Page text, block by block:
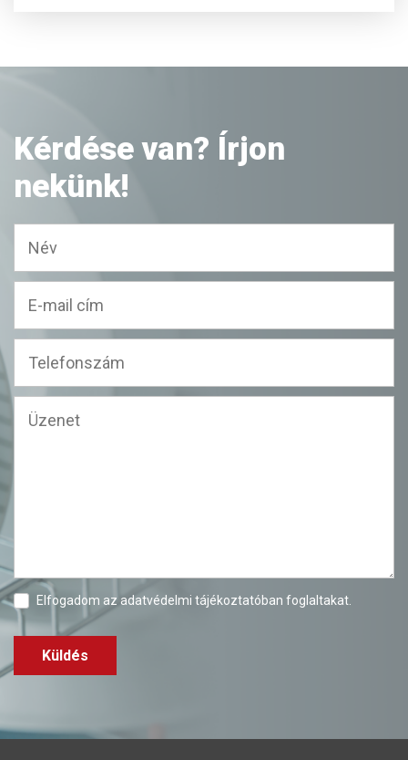
Kérdése van? Írjon
nekünk!
Elfogadom az adatvédelmi tájékoztatóban foglaltakat.
Küldés